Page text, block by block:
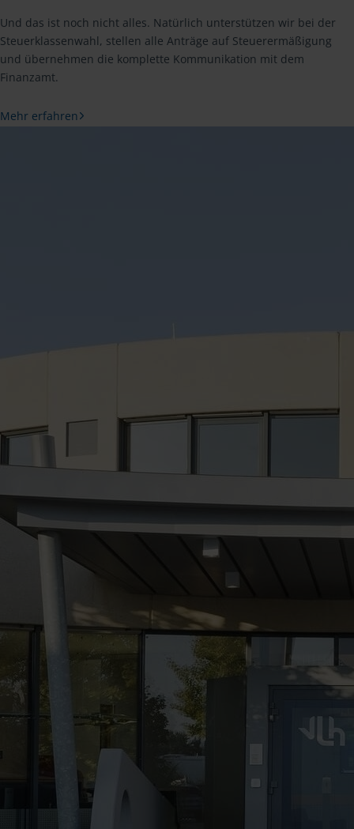
Und das ist noch nicht alles. Natürlich unterstützen wir bei der
Steuerklassenwahl, stellen alle Anträge auf Steuerermäßigung
und übernehmen die komplette Kommunikation mit dem
Finanzamt.
Mehr erfahren